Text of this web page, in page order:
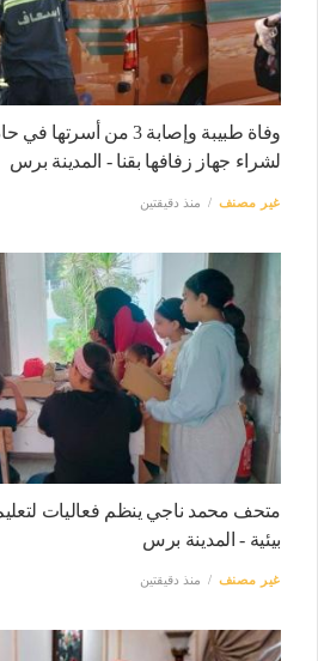
وفاة طبيبة وإصابة 3 من
لشراء جهاز زفافها بقنا - المدينة برس
غير مصنف منذ دقيقتين
متحف محمد ناجي ينظم فعاليات
بيئية - المدينة برس
غير مصنف منذ دقيقتين